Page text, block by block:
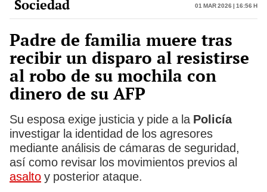
Sociedad 01 Mar 2026 | 16:56 h
Padre de familia muere tras
recibir un disparo al resistirse
al robo de su mochila con
dinero de su AFP
Su esposa exige justicia y pide a la Policía
investigar la identidad de los agresores
mediante análisis de cámaras de seguridad,
así como revisar los movimientos previos al
asalto y posterior ataque.